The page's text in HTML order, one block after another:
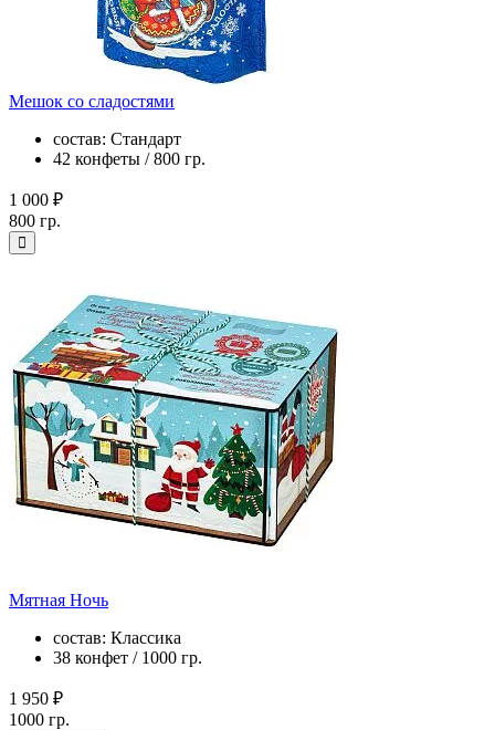
Мешок со сладостями
состав: Стандарт
42 конфеты / 800 гр.
1 000 ₽
800 гр.
Мятная Ночь
состав: Классика
38 конфет / 1000 гр.
1 950 ₽
1000 гр.